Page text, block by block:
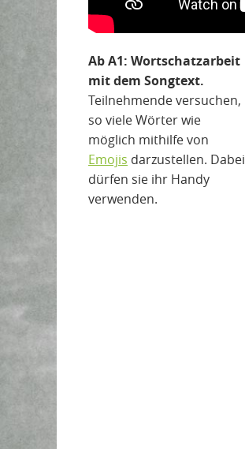
Ab A1: Wortschatzarbeit
mit dem Songtext.
Teilnehmende versuchen,
so viele Wörter wie
möglich mithilfe von
Emojis darzustellen. Dabei
dürfen sie ihr Handy
verwenden.